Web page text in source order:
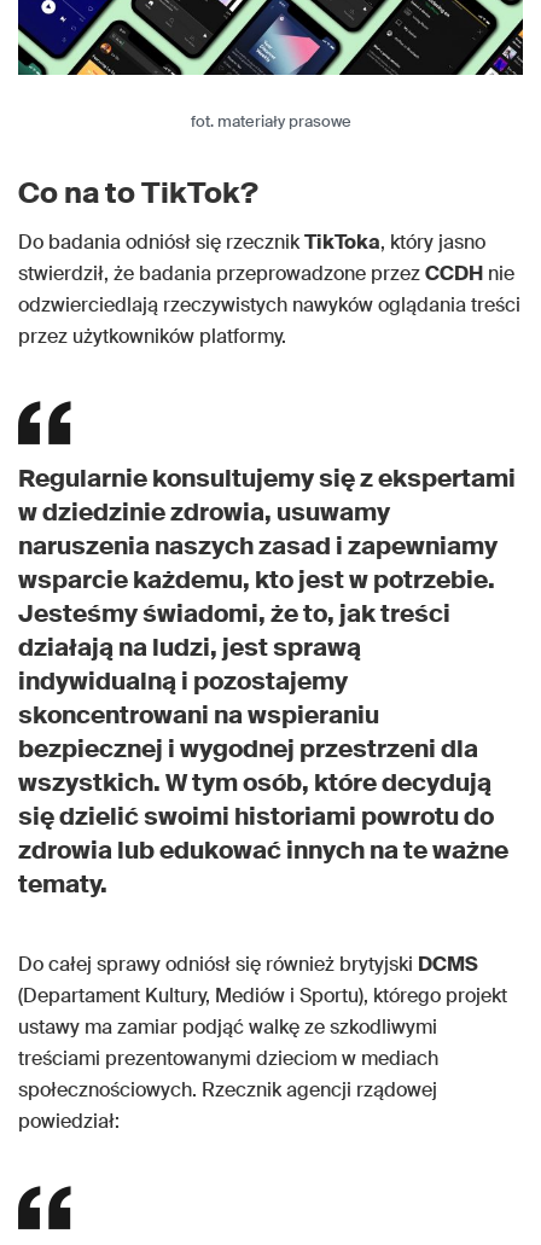
fot. materiały prasowe
Co na to TikTok?
Do badania odniósł się rzecznikTikToka, który jasno
stwierdził, że badania przeprowadzone przezCCDH nie
odzwierciedlają rzeczywistych nawyków oglądania treści
przez użytkowników platformy.
Regularnie konsultujemy się z ekspertami
w dziedzinie zdrowia, usuwamy
naruszenia naszych zasad i zapewniamy
wsparcie każdemu, kto jest w potrzebie.
Jesteśmy świadomi, że to, jak treści
działają na ludzi, jest sprawą
indywidualną i pozostajemy
skoncentrowani na wspieraniu
bezpiecznej i wygodnej przestrzeni dla
wszystkich. W tym osób, które decydują
się dzielić swoimi historiami powrotu do
zdrowia lub edukować innych na te ważne
tematy.
Do całej sprawy odniósł się również brytyjski DCMS
(Departament Kultury, Mediów i Sportu), którego projekt
ustawy ma zamiar podjąć walkę ze szkodliwymi
treściami prezentowanymi dzieciom w mediach
społecznościowych. Rzecznik agencji rządowej
powiedział: